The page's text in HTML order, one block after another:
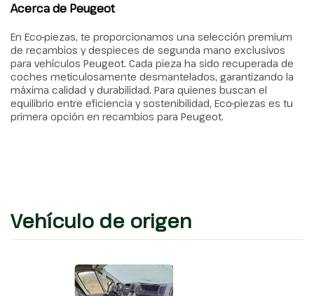
Acerca de Peugeot
En Eco-piezas, te proporcionamos una selección premium
de recambios y despieces de segunda mano exclusivos
para vehículos Peugeot. Cada pieza ha sido recuperada de
coches meticulosamente desmantelados, garantizando la
máxima calidad y durabilidad. Para quienes buscan el
equilibrio entre eficiencia y sostenibilidad, Eco-piezas es tu
primera opción en recambios para Peugeot.
Vehículo de origen